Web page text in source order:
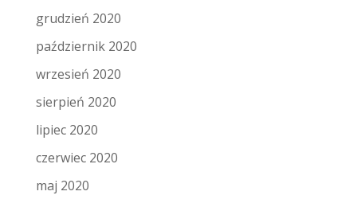
grudzień 2020
październik 2020
wrzesień 2020
sierpień 2020
lipiec 2020
czerwiec 2020
maj 2020